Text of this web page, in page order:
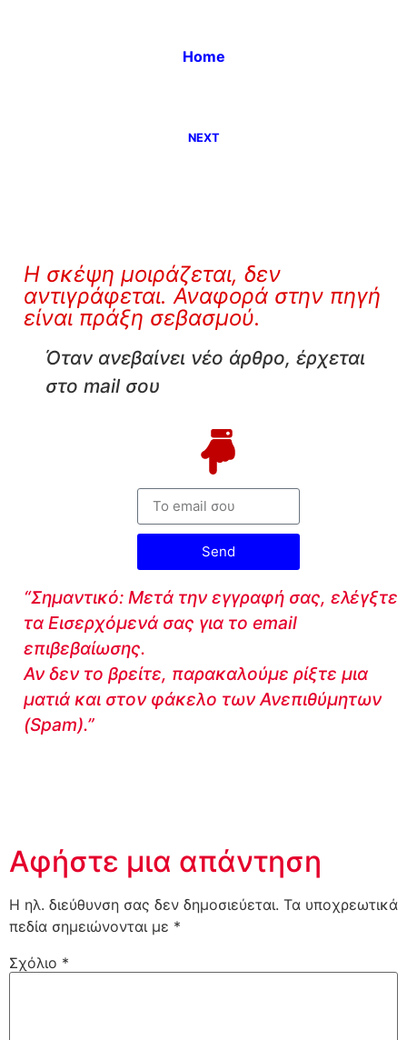
Home
NEXT
Η σκέψη μοιράζεται, δεν
αντιγράφεται. Αναφορά στην πηγή
είναι πράξη σεβασμού.
Όταν ανεβαίνει νέο άρθρο, έρχεται
στο mail σου
Send
“Σημαντικό: Μετά την εγγραφή σας, ελέγξτε
τα Εισερχόμενά σας για το email
επιβεβαίωσης.
Αν δεν το βρείτε, παρακαλούμε ρίξτε μια
ματιά και στον φάκελο των Ανεπιθύμητων
(Spam).”
Αφήστε μια απάντηση
Η ηλ. διεύθυνση σας δεν δημοσιεύεται. Τα υποχρεωτικά
πεδία σημειώνονται με *
Σχόλιο *